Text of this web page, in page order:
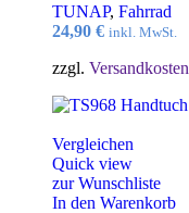
TUNAP, Fahrrad
24,90 € inkl. MwSt.
zzgl. Versandkosten
Vergleichen
Quick view
zur Wunschliste
In den Warenkorb